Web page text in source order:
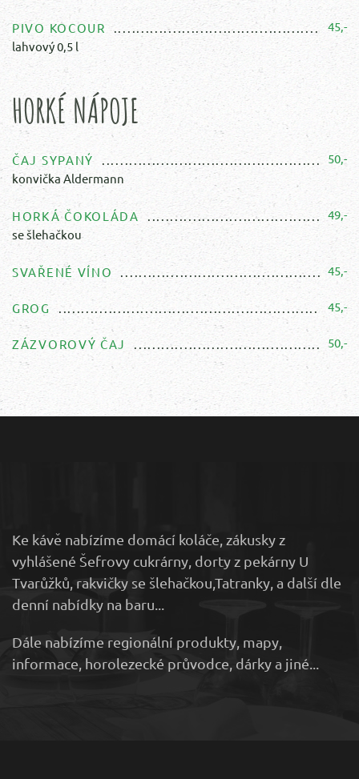
PIVO KOCOUR
45,-
lahvový 0,5 l
HORKÉ NÁPOJE
ČAJ SYPANÝ
50,-
konvička Aldermann
HORKÁ ČOKOLÁDA
49,-
se šlehačkou
SVAŘENÉ VÍNO 45,-
GROG 45,-
ZÁZVOROVÝ ČAJ 50,-
Ke kávě nabízíme domácí koláče, zákusky z
vyhlášené Šefrovy cukrárny, dorty z pekárny U
Tvarůžků, rakvičky se šlehačkou,Tatranky, a další dle
denní nabídky na baru...
Dále nabízíme regionální produkty, mapy,
informace, horolezecké průvodce, dárky a jiné...